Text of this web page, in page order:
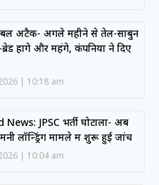
अटैक- अगले महीने से तेल-साबुन
होंगे और महंगे, कंपनियों ने दिए
10:18 am
JPSC भर्ती घोटाला- अब
मनी लॉन्ड्रिंग मामले में शुरू हुई जांच
10:04 am